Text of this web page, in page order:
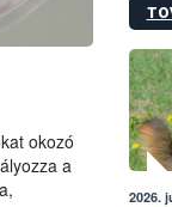
okozó
a
15.
2026.